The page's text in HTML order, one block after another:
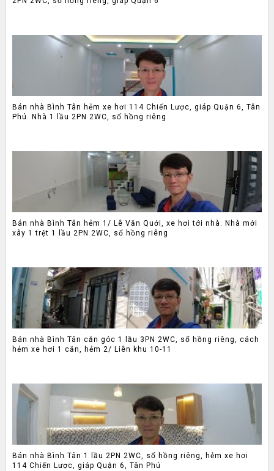
Bán nhà Bình Tân hẻm xe hơi 114 Chiến Lược, giáp Quận 6, Tân
Phú. Nhà 1 lầu 2PN 2WC, sổ hồng riêng
Bán nhà Bình Tân hẻm 1/ Lê Văn Quới, xe hơi tới nhà. Nhà mới
xây 1 trệt 1 lầu 2PN 2WC, sổ hồng riêng
Bán nhà Bình Tân căn góc 1 lầu 3PN 2WC, sổ hồng riêng, cách
hẻm xe hơi 1 căn, hẻm 2/ Liên khu 10-11
Bán nhà Bình Tân 1 lầu 2PN 2WC, sổ hồng riêng, hẻm xe hơi
114 Chiến Lược, giáp Quận 6, Tân Phú